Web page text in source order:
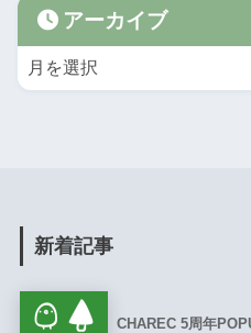
アーカイブ
新着記事
CHAREC 5周年